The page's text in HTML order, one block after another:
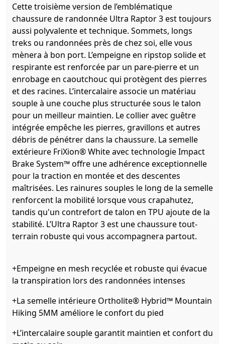
Cette troisième version de l’emblématique
chaussure de randonnée Ultra Raptor 3 est toujours
aussi polyvalente et technique. Sommets, longs
treks ou randonnées près de chez soi, elle vous
mènera à bon port. L’empeigne en ripstop solide et
respirante est renforcée par un pare-pierre et un
enrobage en caoutchouc qui protègent des pierres
et des racines. L’intercalaire associe un matériau
souple à une couche plus structurée sous le talon
pour un meilleur maintien. Le collier avec guêtre
intégrée empêche les pierres, gravillons et autres
débris de pénétrer dans la chaussure. La semelle
extérieure FriXion® White avec technologie Impact
Brake System™ offre une adhérence exceptionnelle
pour la traction en montée et des descentes
maîtrisées. Les rainures souples le long de la semelle
renforcent la mobilité lorsque vous crapahutez,
tandis qu'un contrefort de talon en TPU ajoute de la
stabilité. L’Ultra Raptor 3 est une chaussure tout-
terrain robuste qui vous accompagnera partout.
+Empeigne en mesh recyclée et robuste qui évacue
la transpiration lors des randonnées intenses
+La semelle intérieure Ortholite® Hybrid™ Mountain
Hiking 5MM améliore le confort du pied
+L’intercalaire souple garantit maintien et confort du